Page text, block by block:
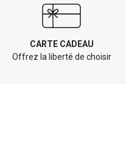
CARTE CADEAU
Offrez la liberté de choisir